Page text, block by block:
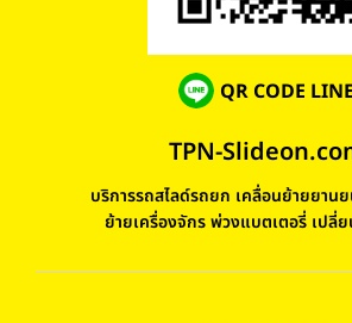
QR CODE LINE
TPN-
บริการรถสไลด์รถยก เคลื่อนย้ายยา
ย้ายเครื่องจักร พ่วงแบตเตอรี่ เปลี่ย